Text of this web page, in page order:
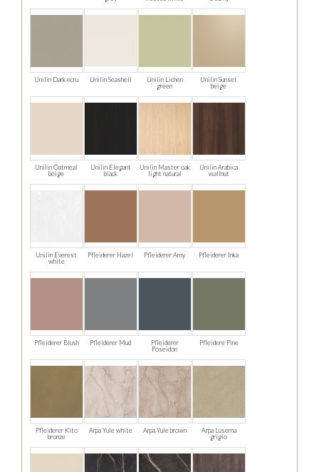
Unilin Dark ecru Unilin Seashell
Unilin Lichen
green
Unilin Sunset
beige
Unilin Oatmeal
beige
Unilin Elegant
black
Unilin Master oak
light natural
Unilin Arabica
wallnut
Unilin Everest
white
Pfleiderer Hazel Pfleiderer Amy Pfleiderer Inka
Pfleiderer Blush Pfleiderer Mud
Pfleiderer
Poseidon
Pfleidere Pine
Pfleiderer Kito
bronze
Arpa Yule white Arpa Yule brown
Arpa Lusema
grigio